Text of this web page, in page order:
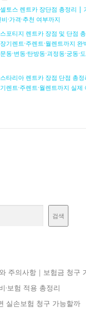
토스 렌트카 장단점 총정리 |
·가격·추천 여부까지
포티지 렌트카 장점 및 단점
기렌트·주렌트·월렌트까지
동·변동·탄방동·괴정동·궁동·
타리아 렌트카 장점 단점 총
렌트·주렌트·월렌트까지 실제
검색
주의사항｜보험금 청구
·보험 적용 총정리
실손보험 청구 가능할까